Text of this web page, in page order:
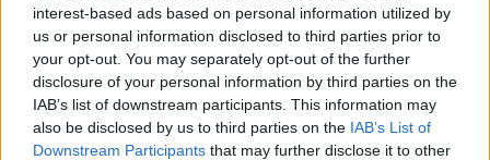
interest-based ads based on personal information utilized by
us or personal information disclosed to third parties prior to
your opt-out. You may separately opt-out of the further
disclosure of your personal information by third parties on the
IAB’s list of downstream participants. This information may
also be disclosed by us to third parties on the IAB’s List of
Downstream Participants that may further disclose it to other
Dacă dorești să participi activ la discuțiile purtate,
ai întrebări sau vrei să deschizi alte teme, este
necesar să te conectezi în continuare în joc. În
cazul în care nu ai încă un cont de joc, te rugăm
să te înregistrezi. Ne bucurăm să te revedem în
viitor în forumul nostru!CLICK AICI